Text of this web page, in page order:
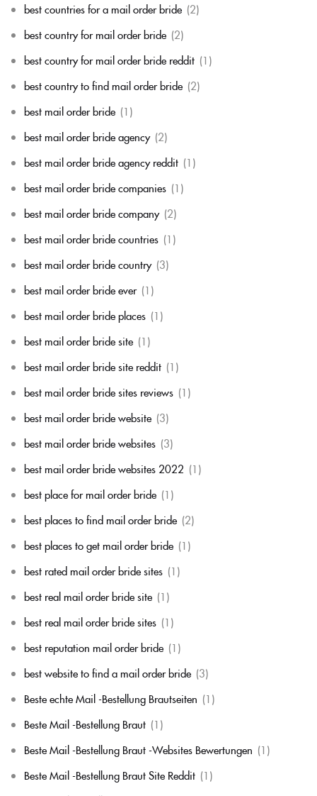
best countries for a mail order bride (2)
best country for mail order bride (2)
best country for mail order bride reddit (1)
best country to find mail order bride (2)
best mail order bride (1)
best mail order bride agency (2)
best mail order bride agency reddit (1)
best mail order bride companies (1)
best mail order bride company (2)
best mail order bride countries (1)
best mail order bride country (3)
best mail order bride ever (1)
best mail order bride places (1)
best mail order bride site (1)
best mail order bride site reddit (1)
best mail order bride sites reviews (1)
best mail order bride website (3)
best mail order bride websites (3)
best mail order bride websites 2022 (1)
best place for mail order bride (1)
best places to find mail order bride (2)
best places to get mail order bride (1)
best rated mail order bride sites (1)
best real mail order bride site (1)
best real mail order bride sites (1)
best reputation mail order bride (1)
best website to find a mail order bride (3)
Beste echte Mail -Bestellung Brautseiten (1)
Beste Mail -Bestellung Braut (1)
Beste Mail -Bestellung Braut -Websites Bewertungen (1)
Beste Mail -Bestellung Braut Site Reddit (1)